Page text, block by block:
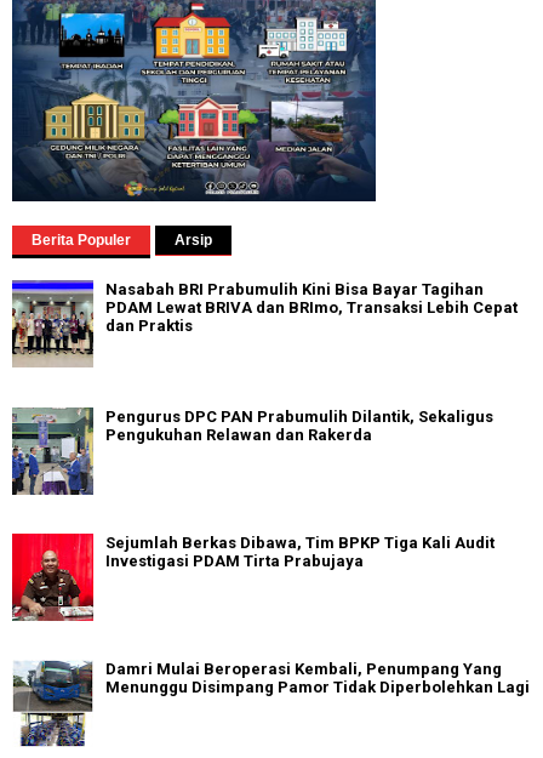
Berita Populer Arsip
Nasabah BRI Prabumulih Kini Bisa Bayar Tagihan
PDAM Lewat BRIVA dan BRImo, Transaksi Lebih Cepat
dan Praktis
Pengurus DPC PAN Prabumulih Dilantik, Sekaligus
Pengukuhan Relawan dan Rakerda
Sejumlah Berkas Dibawa, Tim BPKP Tiga Kali Audit
Investigasi PDAM Tirta Prabujaya
Damri Mulai Beroperasi Kembali, Penumpang Yang
Menunggu Disimpang Pamor Tidak Diperbolehkan Lagi